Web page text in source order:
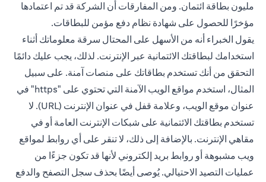
مليون بطاقة ائتمان. ومن المفارقات أن الشركة قد تم اعتمادها
مؤخرًا للحصول على شهادة نظام دفع مؤمن للبطاقات.
يقول الخبراء أنه من الأسهل على المحتال سرقة معلوماتك أثناء
استخدامك لبطاقتك الائتمانية عبر الإنترنت. لذلك، يجب عليك دائمًا
التحقق من أنك تستخدم بطاقاتك على منصات آمنة. على سبيل
المثال، استخدم مواقع الويب الآمنة التي تحتوي على "https" في
عنوان موقع الويب، وعلامة قفل في عنوان الإنترنت (URL). لا
تستخدم بطاقتك الائتمانية على شبكات الإنترنت العامة أو في
مقاهي الإنترنت. بالإضافة إلى ذلك، لا تنقر على أي روابط لمواقع
ويب مشبوهة أو روابط بريد إلكتروني لأنها قد تكون جزءًا من
عمليات التصيد الاحتيالي. يُوصى أيضًا بحذف سجل التصفح والدفع